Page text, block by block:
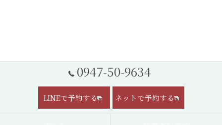
0947-50-9634
LINEで予約する ネットで予約する